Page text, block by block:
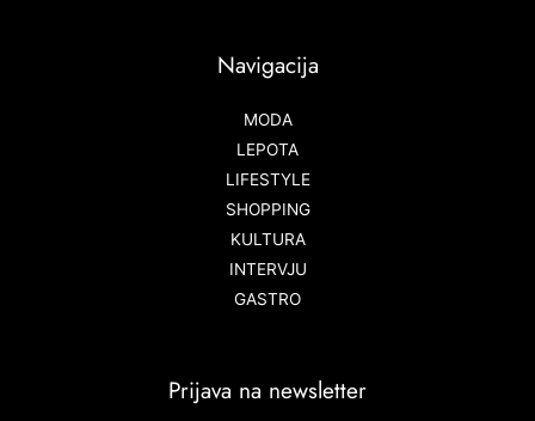
Navigacija
MODA
LEPOTA
LIFESTYLE
SHOPPING
KULTURA
INTERVJU
GASTRO
Prijava na newsletter